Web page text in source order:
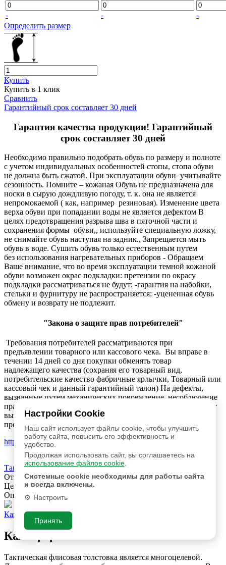
Настройки Cookie
Наш сайт использует файлы cookie, чтобы улучшить
работу сайта, повысить его эффективность и
удобство.
Продолжая использовать сайт, вы соглашаетесь на
использование файлов cookie
Системные cookie необходимы для работы сайта
и всегда включены.
Настроить
Принять
- -
-
Определить размер
Купить
Купить в 1 клик
Сравнить
Гарантийный срок составляет 30 дней
Гарантия качества продукции! Гарантийный
срок составляет 30 дней
Необходимо правильно подобрать обувь по размеру и полноте
с учетом индивидуальных особенностей стопы, стопа обуви
не должна быть сжатой. При эксплуатации обуви учитывайте
сезонность. Помните – кожаная Обувь не предназначена для
носки в сырую дождливую погоду, т. к. она не является
непромокаемой ( как, например резиновая). Изменение цвета
верха обуви при попадании воды не является дефектом В
целях предотвращения разрыва шва в пяточной части и
сохранения формы обуви,, используйте специальную ложку,
не снимайте обувь наступая на задник., Запрещается мыть
обувь в воде. Сушить обувь только естественным путем
без использования нагревательных приборов - Обращаем
Ваше внимание, что во время эксплуатации темной кожаной
обуви возможен окрас подкладки: претензии по окрасу
подкладки рассматриваться не будут: -гарантия на набойки,
стельки и фурнитуру не распространяется: -уцененная обувь
обмену и возврату не подлежит.
"Закона о защите прав потребителей"
Требования потребителей рассматриваются при
предъявлении товарного или кассового чека. Вы вправе в
течении 14 дней со дня покупки обменять товар
надлежащего качества (сохраняя его товарный вид,
потребительские качество фабричные ярлычки, Товарный или
кассовый чек и данный гарантийный талон) На дефекты,
вызванные путем механических повреждение, несоблюдение
правил по уходу и эксплуатации обуви, наша компания будет
вынуждены отказать Вам в удовлетворении Ваших
претензии!
https://www.bercy1.ru
Тактически куртка флис Т01
Отзывов:0
Цена:
3,100 руб.
Опт:
2600 руб.
Как оформить заказ?
Как оформить заказ?
Тактическая флисовая толстовка является многоцелевой.